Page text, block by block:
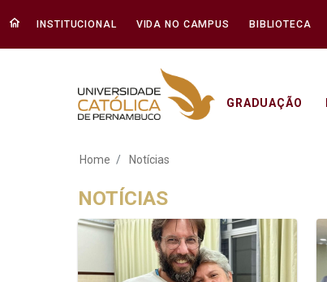
INSTITUCIONAL VIDA NO CAMPUS BIBLIOTECA
GRADUAÇÃO
Notícias - Unicap
Home Notícias
NOTÍCIAS